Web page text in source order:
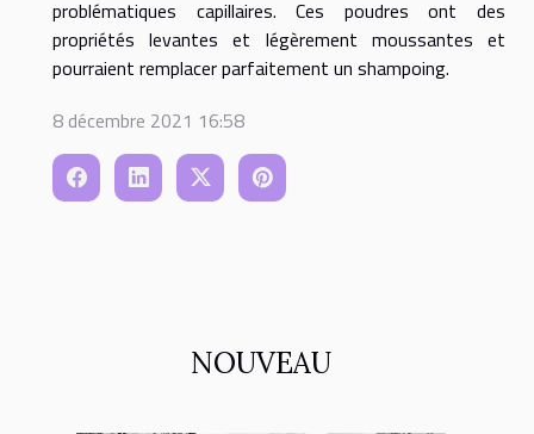
NOUVEAU
problématiques capillaires. Ces poudres ont des
propriétés levantes et légèrement moussantes et
pourraient remplacer parfaitement un shampoing.
8 décembre 2021 16:58